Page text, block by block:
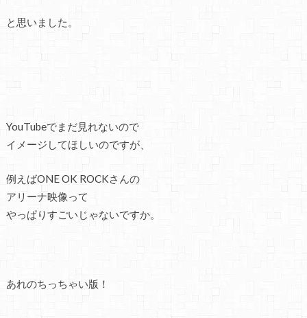
と思いました。
YouTubeでまだ見れないので
イメージしてほしいのですが、
例えばONE OK ROCKさんの
アリーナ映像って
やっぱりすごいじゃないですか。
あれのちっちゃい版！